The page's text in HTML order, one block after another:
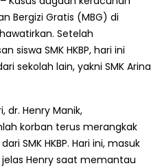
Bergizi Gratis (MBG) di
Setelah
siswa SMK HKBP, hari ini
sekolah lain, yakni SMK Arina
dr. Henry Manik,
korban terus merangkak
SMK HKBP. Hari ini, masuk
jelas Henry saat memantau